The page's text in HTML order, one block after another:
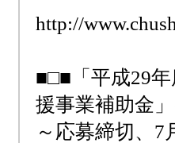
http://
■□■「平成29
援事業補助金
～応募締切、7